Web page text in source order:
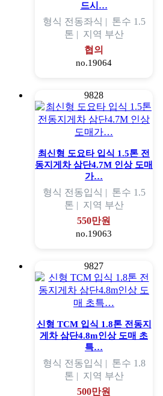
드시…
형식 전동좌식 | 톤수 1.5
톤 | 지역 부산
협의
no.19064
9828
최신형 도요타 입식 1.5톤 전
동지게차 삼단4.7M 인상 도매
가…
형식 전동입식 | 톤수 1.5
톤 | 지역 부산
550만원
no.19063
9827
신형 TCM 입식 1.8톤 전동지
게차 삼단4.8m인상 도매 초
특…
형식 전동입식 | 톤수 1.8
톤 | 지역 부산
500만원